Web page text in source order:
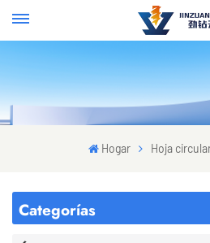
Hogar Hoja
Categorías